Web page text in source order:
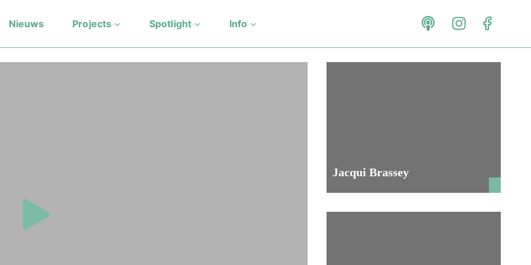
Nieuws Projects Spotlight Info
Jacqui Brassey